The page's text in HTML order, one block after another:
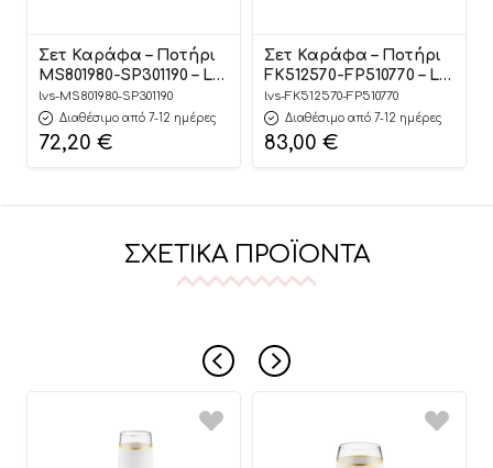
Σετ Καράφα – Ποτήρι
MS801980-SP301190 – La
Vista 2τμχ
lvs-MS801980-SP301190
Διαθέσιμο από 7-12 ημέρες
72,20 €
Σετ Καράφα – Ποτήρι
FK512570-FP510770 – La
Vista 2τμχ
lvs-FK512570-FP510770
Διαθέσιμο από 7-12 ημέρες
83,00 €
ΣΧΕΤΙΚΆ ΠΡΟΪΌΝΤΑ